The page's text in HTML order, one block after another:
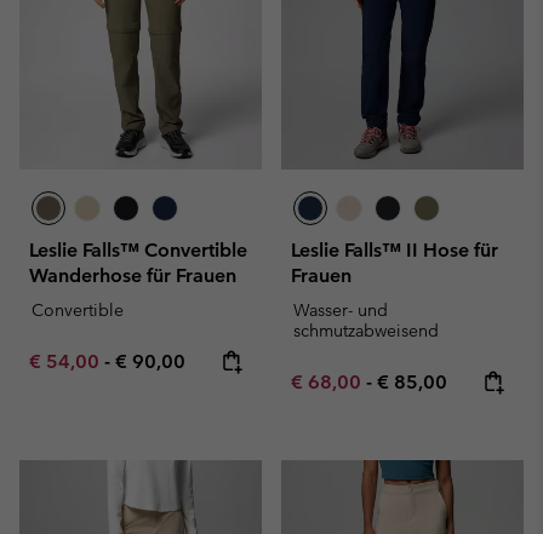
Leslie Falls™ Convertible
Wanderhose für Frauen
Convertible
Minimum sale price:
€ 54,00 - Maximum price:
€ 90,00
Leslie Falls™ II Hose für
Frauen
Wasser- und
schmutzabweisend
Minimum sale price:
€ 68,00 - Maximum price:
€ 85,00